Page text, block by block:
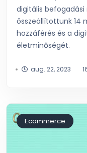
digitális
összeállítottunk 14
hozzáférés és a
életminőségét.
aug. 22, 2023
Ecommerce